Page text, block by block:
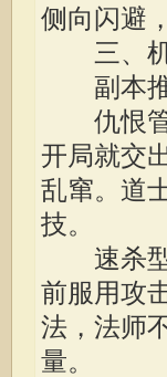
侧向闪避
三、机
副本推
仇恨管
开局就交
乱窜。道
技。
速杀型
前服用攻
法，法师
量。